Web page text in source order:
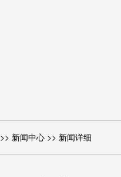
>> 新闻中心 >> 新闻详细